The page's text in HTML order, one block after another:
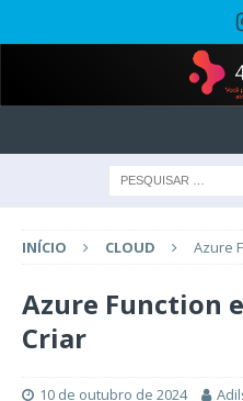
INÍCIO CLOUD Azure
Azure Function
Criar
10 de outubro de 2024